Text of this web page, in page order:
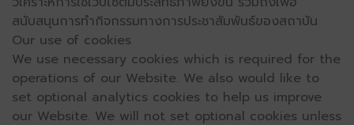
สนับสนุนการทำกิจกรรมทางการประชาสัมพันธ์ของสถาบัน
Our use of cookies
We use necessary cookies which is required for the
operations of our Website. We also would like to
set optional analytics cookies to help us improve
our Website. We will not set optional cookies unless